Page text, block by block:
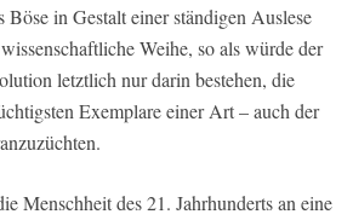
in Gestalt einer ständigen Auslese
Weihe, so als würde der
letztlich nur darin bestehen, die
Exemplare einer Art – auch der
Menschheit des 21. Jahrhunderts an eine